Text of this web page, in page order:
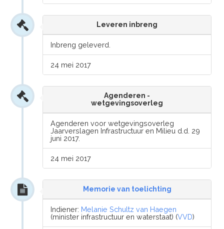
Leveren inbreng
Inbreng geleverd.
24 mei 2017
Agenderen -
wetgevingsoverleg
Agenderen voor wetgevingsoverleg
Jaarverslagen Infrastructuur en Milieu d.d. 29
juni 2017.
24 mei 2017
Memorie van toelichting
Indiener: Melanie Schultz van Haegen
(minister infrastructuur en waterstaat) (VVD)